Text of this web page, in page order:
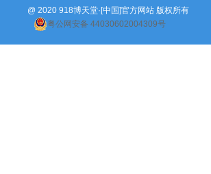
绿化管养
@ 2020 918博天堂·[中国]官方网站 版权所有
粤公网安备 44030602004309号